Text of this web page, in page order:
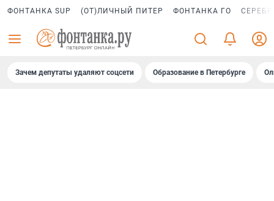
ФОНТАНКА SUP (ОТ)ЛИЧНЫЙ ПИТЕР ФОНТАНКА ГО
Зачем депутаты удаляют соцсети Образование в Петербурге